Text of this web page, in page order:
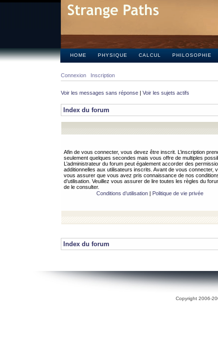
HOME PHYSIQUE CALCUL PHILOSOPHIE
Connexion Inscription
Voir les messages sans réponse | Voir les sujets actifs
Index du forum
Afin de vous connecter, vous devez être inscrit. L’inscription
seulement quelques secondes mais vous offre de multiples
L’administrateur du forum peut également accorder des
additionnelles aux utilisateurs inscrits. Avant de vous connecter,
vous assurer que vous avez pris connaissance de nos
d’utilisation. Veuillez vous assurer de lire toutes les règles du
de le consulter.
Conditions d’utilisation| Politique de vie privée
Index du forum
Copyright 2006-